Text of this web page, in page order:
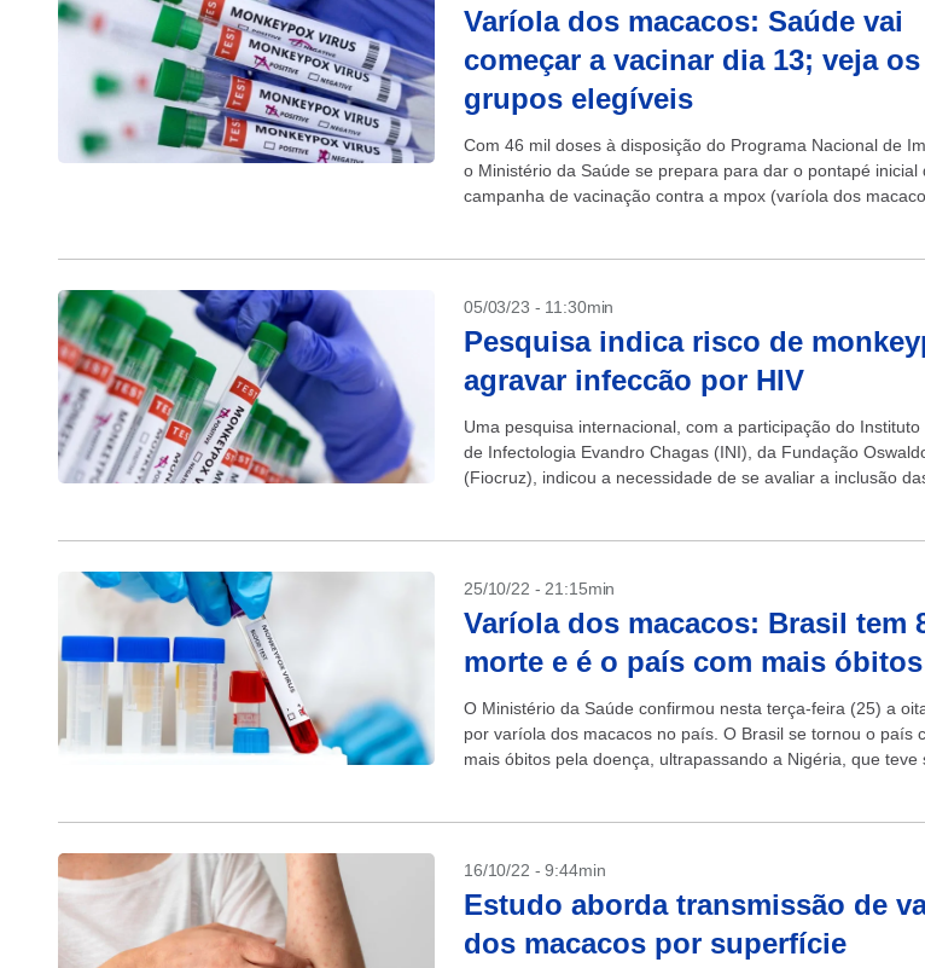
Varíola dos macacos: Saúde vai
começar a vacinar dia 13; veja os
grupos elegíveis
Com 46 mil doses à disposição do Programa Nacional de
o Ministério da Saúde se prepara para dar o pontapé inicial
campanha de vacinação contra a mpox (varíola dos
05/03/23 - 11:30min
Pesquisa indica risco de
agravar infeccão por HIV
Uma pesquisa internacional, com a participação do Instituto
de Infectologia Evandro Chagas (INI), da Fundação
(Fiocruz), indicou a necessidade de se avaliar a inclusão
25/10/22 - 21:15min
Varíola dos macacos: Brasil tem
morte e é o país com mais óbitos
O Ministério da Saúde confirmou nesta terça-feira (25) a
por varíola dos macacos no país. O Brasil se tornou o país
mais óbitos pela doença, ultrapassando a Nigéria, que teve
16/10/22 - 9:44min
Estudo aborda transmissão de
dos macacos por superfície